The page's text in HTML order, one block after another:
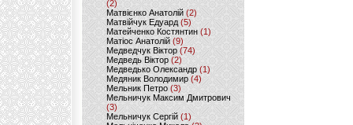
(2)
Матвієнко Анатолій (2)
Матвійчук Едуард(5)
Матейченко Костянтин (1)
Матіос Анатолій (9)
Медведчук Віктор(74)
Медведь Віктор (2)
Медведько Олександр (1)
Медяник Володимир(4)
Мельник Петро (3)
Мельничук Максим Дмитрович
(3)
Мельничук Сергій (1)